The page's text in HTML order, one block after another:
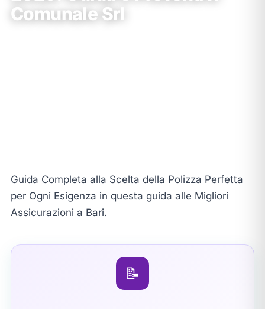
Comunale Srl
Guida Completa alla Scelta della Polizza Perfetta
per Ogni Esigenza in questa guida alle Migliori
Assicurazioni a Bari.
📝